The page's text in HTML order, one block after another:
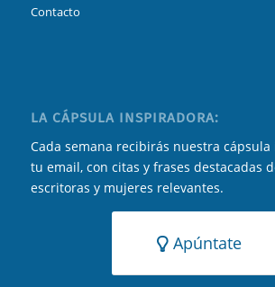
Contacto
LA CÁPSULA INSPIRADORA:
Cada semana recibirás nuestra
tu email, con citas y frases destacadas
escritoras y mujeres relevantes.
Apúntate